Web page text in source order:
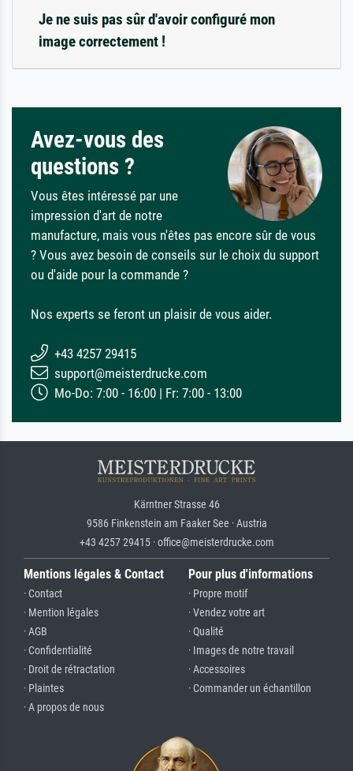
Je ne suis pas sûr d'avoir configuré mon
image correctement !
Avez-vous des
questions ?
Vous êtes intéressé par une
impression d'art de notre
manufacture, mais vous n'êtes pas encore sûr de vous
? Vous avez besoin de conseils sur le choix du support
ou d'aide pour la commande ?
Nos experts se feront un plaisir de vous aider.
+43 4257 29415
support@meisterdrucke.com
Mo-Do: 7:00 - 16:00 | Fr: 7:00 - 13:00
Kärntner Strasse 46
9586 Finkenstein am Faaker See · Austria
+43 4257 29415 · office@meisterdrucke.com
Mentions légales & Contact
· Contact
· Mention légales
· AGB
· Confidentialité
· Droit de rétractation
· Plaintes
· A propos de nous
Pour plus d'informations
· Propre motif
· Vendez votre art
· Qualité
· Images de notre travail
· Accessoires
· Commander un échantillon